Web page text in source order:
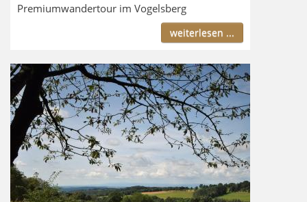
Premiumwandertour im Vogelsberg
weiterlesen ...